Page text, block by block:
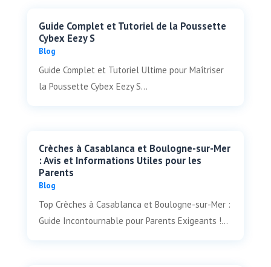
Guide Complet et Tutoriel de la Poussette
Cybex Eezy S
Blog
Guide Complet et Tutoriel Ultime pour Maîtriser
la Poussette Cybex Eezy S...
Crèches à Casablanca et Boulogne-sur-Mer
: Avis et Informations Utiles pour les
Parents
Blog
Top Crèches à Casablanca et Boulogne-sur-Mer :
Guide Incontournable pour Parents Exigeants !...